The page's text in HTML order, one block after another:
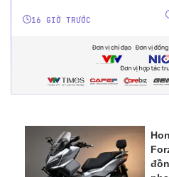
16 GIỜ TRƯỚC